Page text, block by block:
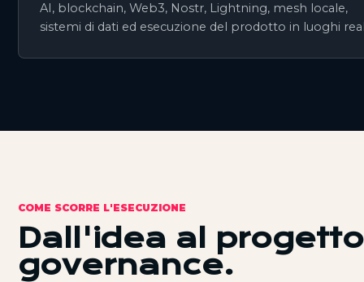
AI, blockchain, Web3, Nostr, Lightning, mesh locale,
sistemi di dati ed esecuzione del prodotto in luoghi
COME SCORRE L'ESECUZIONE
Dall'idea al
governance.